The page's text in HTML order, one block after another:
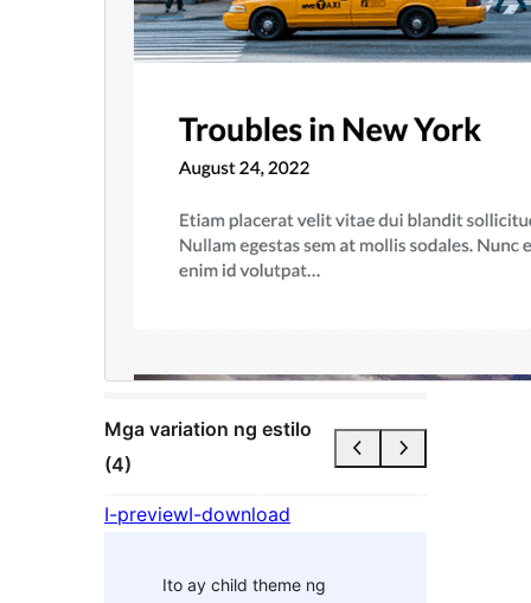
Mga variation ng estilo
(4)
I-previewI-download
Ito ay child theme ng